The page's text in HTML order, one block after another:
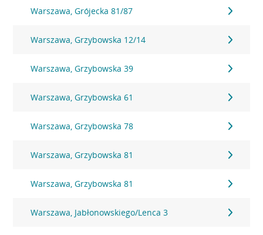
Warszawa, Grójecka 81/87
Warszawa, Grzybowska 12/14
Warszawa, Grzybowska 39
Warszawa, Grzybowska 61
Warszawa, Grzybowska 78
Warszawa, Grzybowska 81
Warszawa, Grzybowska 81
Warszawa, Jabłonowskiego/Lenca 3